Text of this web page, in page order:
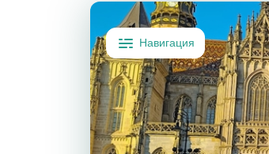
Навигация